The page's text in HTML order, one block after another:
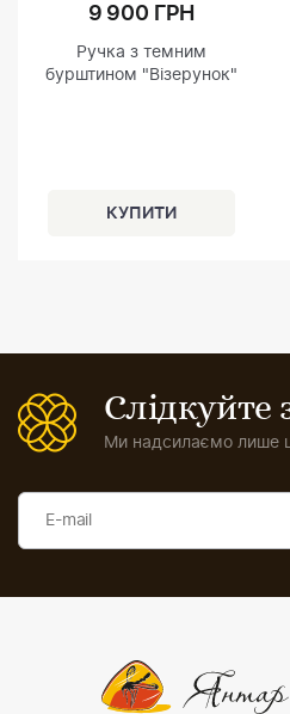
9 900 ГРН
Ручка з темним
бурштином "Візерунок"
Слідкуйте
Ми надсилаємо лише